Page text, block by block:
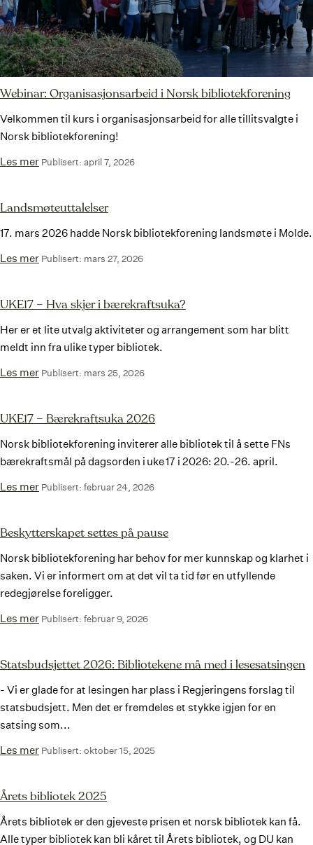
Webinar: Organisasjonsarbeid i Norsk bibliotekforening
Velkommen til kurs i organisasjonsarbeid for alle tillitsvalgte i
Norsk bibliotekforening!
Les mer Publisert: april 7, 2026
Landsmøteuttalelser
17. mars 2026 hadde Norsk bibliotekforening landsmøte i Molde.
Les mer Publisert: mars 27, 2026
UKE17 – Hva skjer i bærekraftsuka?
Her er et lite utvalg aktiviteter og arrangement som har blitt
meldt inn fra ulike typer bibliotek.
Les mer Publisert: mars 25, 2026
UKE17 – Bærekraftsuka 2026
Norsk bibliotekforening inviterer alle bibliotek til å sette FNs
bærekraftsmål på dagsorden i uke 17 i 2026: 20.-26. april.
Les mer Publisert: februar 24, 2026
Beskytterskapet settes på pause
Norsk bibliotekforening har behov for mer kunnskap og klarhet i
saken. Vi er informert om at det vil ta tid før en utfyllende
redegjørelse foreligger.
Les mer Publisert: februar 9, 2026
Statsbudsjettet 2026: Bibliotekene må med i lesesatsingen
- Vi er glade for at lesingen har plass i Regjeringens forslag til
statsbudsjett. Men det er fremdeles et stykke igjen for en
satsing som...
Les mer Publisert: oktober 15, 2025
Årets bibliotek 2025
Årets bibliotek er den gjeveste prisen et norsk bibliotek kan få.
Alle typer bibliotek kan bli kåret til Årets bibliotek, og DU kan